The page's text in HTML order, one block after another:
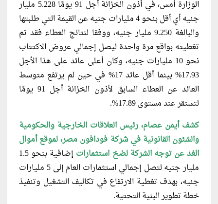
الوزارة أمس، في أذون الخزانة أجل 91 يومًا 5.228 مليار
جنيه أي أقل بنحو 4 مليارات جنيه عن القيمة التي طلبتها
والبالغة 9.250 مليار جنيه، ووفقا لنتائج العطاء فقد تم
تغطيته بواقع مرة واحدة ليصل إجمالي عروض اﻻكتتاب
نحو 10 مليارات جنيه، وكان أعلى عائد على هذا اﻷجل
17.93% بينما أقل عائد 17% في حين لم يرتفع متوسط
العائد عن العطاء السابق لأذون الخزانة أجل 91 يومًا
لتستقر عند مستوى 17.89%.
كشف أيمن عصام، رئيس العلاقات الخارجية والحكومية
والشئون القانونية في شركة فودافون مصر، لموقع أموال
الغد عن توجه الشركة لضخ استثمارات
إضافية بنحو 1.5
مليار جنيه لتصل إجمالي استثمارات العام إلى 5 مليارات
جنيه، بهدف تغطية الارتفاع في تكاليف التشغيل وتنفيذ
خطة تطوير البنية التحتية.